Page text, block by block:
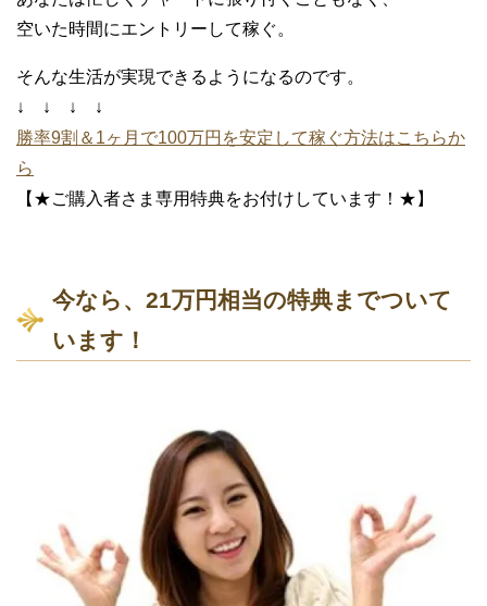
空いた時間にエントリーして稼ぐ。
そんな生活が実現できるようになるのです。
↓ ↓ ↓ ↓
勝率9割＆1ヶ月で100万円を安定して稼ぐ方法はこちらか
ら
【★ご購入者さま専用特典をお付けしています！★】
今なら、21万円相当の特典までついて
います！